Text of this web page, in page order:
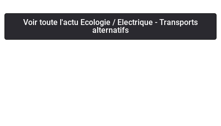
Voir toute l'actu Ecologie / Electrique - Transports
alternatifs